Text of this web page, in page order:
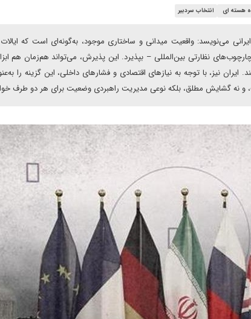
هسته ای انتخاب سردبیر
می‌نویسد: واقعیت میدانی و ساختاری موجود، به‌گونه‌ای است که
نظارتی بین‌المللی – بپذیرد. این پذیرش، می‌تواند هم‌زمان هم
نیز، با توجه به نیازهای اقتصادی و فشارهای داخلی، این گزینه را
و نه گشایش مطلق، بلکه نوعی مدیریت راهبردی وضعیت برای هر دو طرف